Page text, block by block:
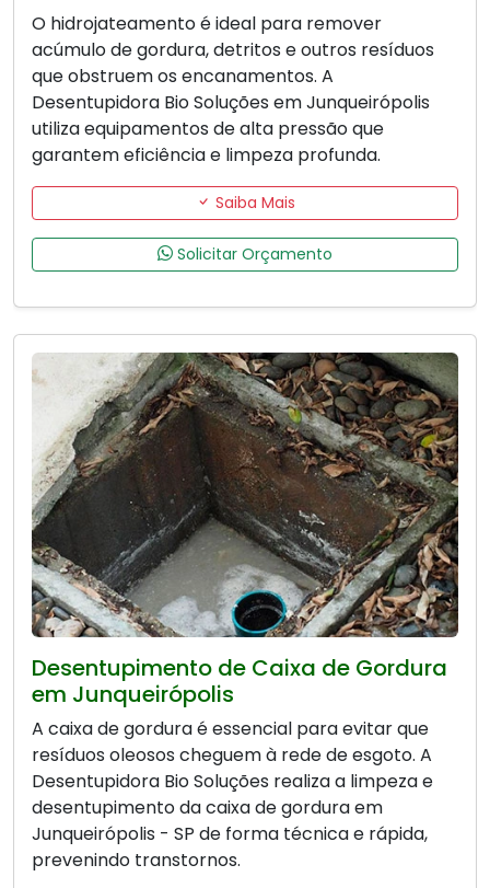
O hidrojateamento é ideal para remover
acúmulo de gordura, detritos e outros resíduos
que obstruem os encanamentos. A
Desentupidora Bio Soluções em Junqueirópolis
utiliza equipamentos de alta pressão que
garantem eficiência e limpeza profunda.
Saiba Mais
Solicitar Orçamento
Desentupimento de Caixa de Gordura
em Junqueirópolis
A caixa de gordura é essencial para evitar que
resíduos oleosos cheguem à rede de esgoto. A
Desentupidora Bio Soluções realiza a limpeza e
desentupimento da caixa de gordura em
Junqueirópolis - SP de forma técnica e rápida,
prevenindo transtornos.